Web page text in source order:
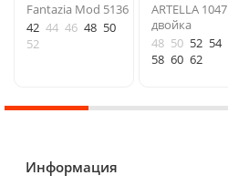
Fantazia Mod 5136
42 44 46 48 50
52
ARTELLA 1047
двойка
48 50 52 54
58 60 62
Информация